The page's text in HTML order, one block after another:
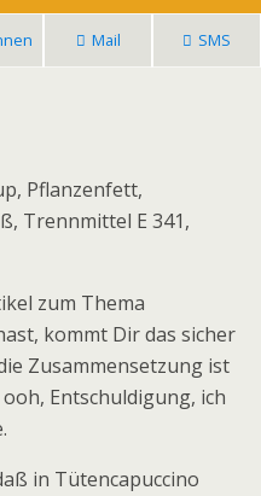
Mail SMS
Pflanzenfett,
Trennmittel E 341,
zum Thema
kommt Dir das sicher
Zusammensetzung ist
Entschuldigung, ich
in Tütencapuccino